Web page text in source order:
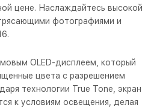
цене. Наслаждайтесь высокой
фотографиями и
OLED-дисплеем, который
цвета с разрешением
технологии True Tone, экран
к условиям освещения, делая